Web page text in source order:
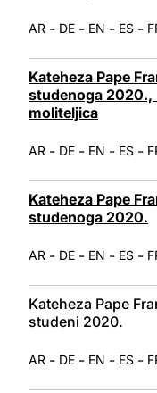
AR - DE - EN - ES -
Kateheza Pape
studenoga 2020.,
moliteljica
AR - DE - EN - ES -
Kateheza Pape
studenoga 2020.
AR - DE - EN - ES -
Kateheza Pape
studeni 2020.
AR - DE - EN - ES -